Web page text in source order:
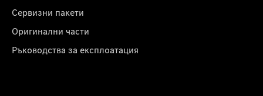
Сервизни пакети
Оригинални части
Ръководства за експлоатация